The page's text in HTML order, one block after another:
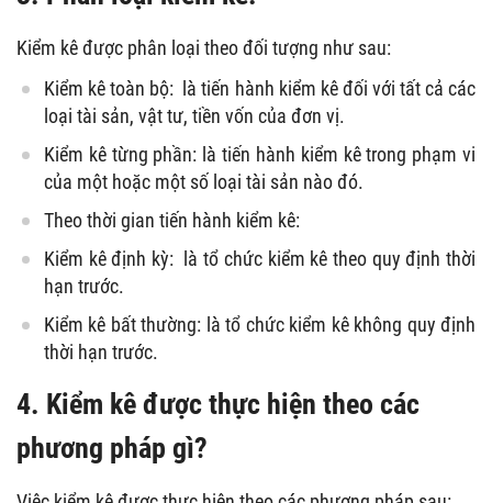
Kiểm kê được phân loại theo đối tượng như sau:
Kiểm kê toàn bộ: là tiến hành kiểm kê đối với tất cả các
loại tài sản, vật tư, tiền vốn của đơn vị.
Kiểm kê từng phần: là tiến hành kiểm kê trong phạm vi
của một hoặc một số loại tài sản nào đó.
Theo thời gian tiến hành kiểm kê:
Kiểm kê định kỳ: là tổ chức kiểm kê theo quy định thời
hạn trước.
Kiểm kê bất thường: là tổ chức kiểm kê không quy định
thời hạn trước.
4. Kiểm kê được thực hiện theo các
phương pháp gì?